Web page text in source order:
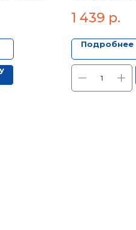
1 439 р.
Подробнее